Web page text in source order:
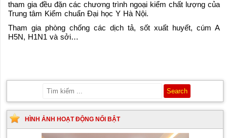
tham gia đều đặn các chương trình ngoại kiểm chất lượng của
Trung tâm Kiểm chuẩn Đại học Y Hà Nội.
Tham gia phòng chống các dịch tả, sốt xuất huyết, cúm A
H5N, H1N1 và sởi…
HÌNH ẢNH HOẠT ĐỘNG NỔI BẬT